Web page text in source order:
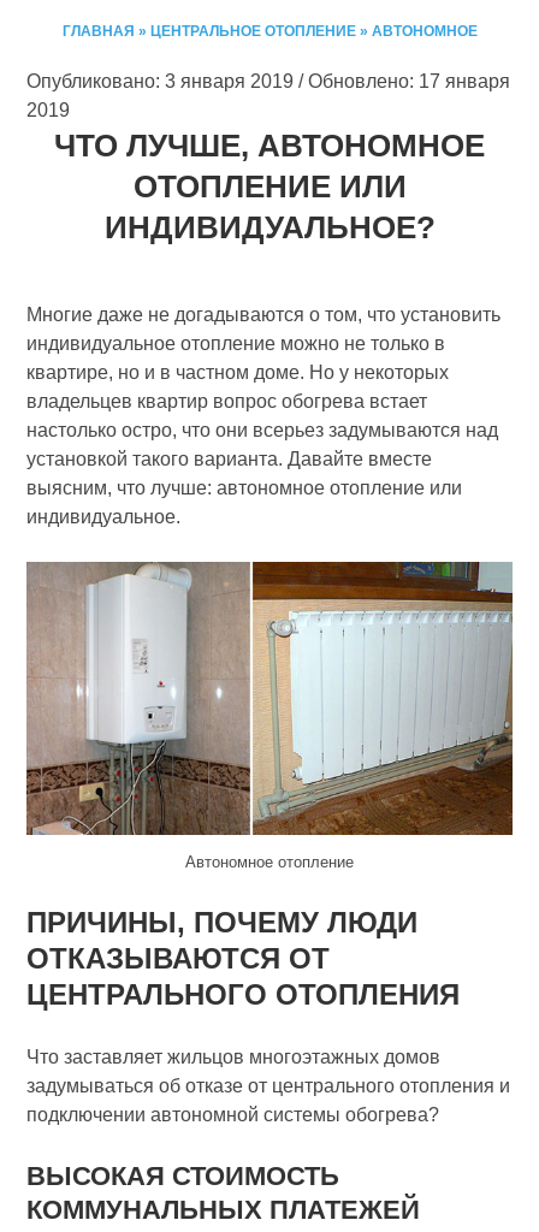
ГЛАВНАЯ » ЦЕНТРАЛЬНОЕ ОТОПЛЕНИЕ» АВТОНОМНОЕ
Опубликовано: 3 января 2019 / Обновлено: 17 января
2019
ЧТО ЛУЧШЕ, АВТОНОМНОЕ
ОТОПЛЕНИЕ ИЛИ
ИНДИВИДУАЛЬНОЕ?
Многие даже не догадываются о том, что установить
индивидуальное отопление можно не только в
квартире, но и в частном доме. Но у некоторых
владельцев квартир вопрос обогрева встает
настолько остро, что они всерьез задумываются над
установкой такого варианта. Давайте вместе
выясним, что лучше: автономное отопление или
индивидуальное.
Автономное отопление
ПРИЧИНЫ, ПОЧЕМУ ЛЮДИ
ОТКАЗЫВАЮТСЯ ОТ
ЦЕНТРАЛЬНОГО ОТОПЛЕНИЯ
Что заставляет жильцов многоэтажных домов
задумываться об отказе от центрального отопления и
подключении автономной системы обогрева?
ВЫСОКАЯ СТОИМОСТЬ
КОММУНАЛЬНЫХ ПЛАТЕЖЕЙ